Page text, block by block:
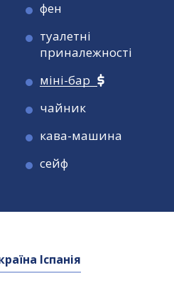
фен
туалетні
приналежності
міні-бар
чайник
кава-машина
сейф
Іспанія